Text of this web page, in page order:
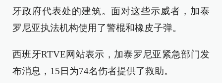
牙政府代表处的建筑。面对这些示威者，加泰
罗尼亚执法机构使用了警棍和橡皮子弹。
西班牙RTVE网站表示，加泰罗尼亚紧急部门发
布消息，15日为74名伤者提供了救助。